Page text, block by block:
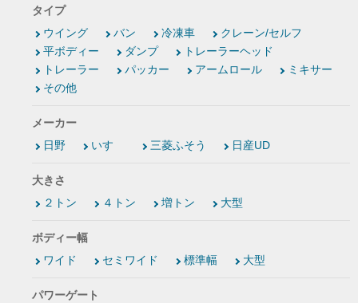
タイプ
ウイング
バン 冷凍車
クレーン/セルフ
平ボディー
ダンプ
トレーラーヘッド
トレーラー
パッカー アームロール
ミキサー
その他
メーカー
日野
いすゞ 三菱ふそう 日産UD
大きさ
２トン
４トン 増トン 大型
ボディー幅
ワイド
セミワイド 標準幅 大型
パワーゲート